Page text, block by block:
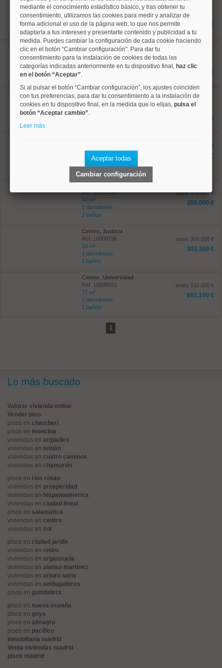
Ref: 10008892
91 m²
3 dormitorios
1 baños
730.000 €
Centro, Palacio
Ref: 10008706
164 m²
3 dormitorios
2 baños
1.440.000 €
Centro, Universidad
Ref: 10008920
92 m²
2 dormitorios
649.000 €
1 dormitorios
1 baños
antes 548.500 €
475.000 €
Ref: 10008924
44 m²
1 dormitorios
2 baños
antes 379.000 €
358.000 €
Centro, Justicia
Ref: 10008796
34 m²
1 dormitorios
1 baños
antes 369.000 €
302.300 €
Centro, Universidad
Ref: 10008931
77 m²
2 dormitorios
1 baños
antes 632.000 €
601.100 €
1
Lo más buscado
Valorar vivienda online
Vender piso
pisos en chamberí
pisos en moncloa
viviendas en argüelles
viviendas en tetuán
viviendas en cuatro caminos
viviendas en chamartín
pisos en rios rosas
viviendas en prosperidad
viviendas en hispanoamerica
viviendas en ciudad lineal
pisos en salamanca
viviendas en centro
viviendas en sol
pisos en ciudad jardín
viviendas en retiro
viviendas en arganzuela
viviendas en alonso martinez
viviendas en arturo soria
viviendas en embajadores
pisos en guindalera
pisos en nueva españa
pisos en goya
pisos en almagro
pisos en pacífico
inmobiliaria madrid
Venta viviendas madrid
pisos madrid
mediante el conocimiento estadístico básico, y tras obtener tu
consentimiento, utilizamos las cookies para medir y analizar de
forma adicional el uso de la página web, lo que nos permite
adaptarla a tus intereses y presentarte contenido y publicidad a tu
medida. Puedes cambiar la configuración de cada cookie haciendo
clic en el botón “Cambiar configuración”. Para dar tu
consentimiento para la instalación de cookies de todas las
categorías indicadas anteriormente en tu dispositivo final, haz clic
en el botón “Aceptar”.
Si al pulsar el botón “Cambiar configuración”, los ajustes coinciden
con tus preferencias, para dar tu consentimiento a la instalación de
cookies en tu dispositivo final, en la medida que lo elijas, pulsa el
botón “Aceptar cambio”.
Leer más
Aceptar todas
Cambiar configuración